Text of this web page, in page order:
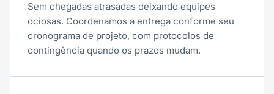
Sem chegadas atrasadas deixando equipes
ociosas. Coordenamos a entrega conforme seu
cronograma de projeto, com protocolos de
contingência quando os prazos mudam.